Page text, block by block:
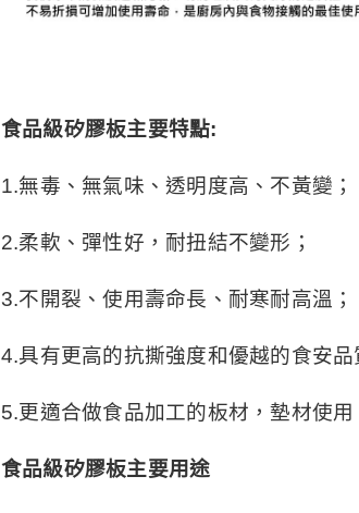
食品級矽膠板主要特點:
1.無毒、無氣味、透明度高、不黃變；
2.柔軟、彈性好，耐扭結不變形；
3.不開裂、使用壽命長、耐寒耐高溫；
4.具有更高的抗撕強度和優越的食安品
5.更適合做食品加工的板材，墊材使用
食品級矽膠板主要用途